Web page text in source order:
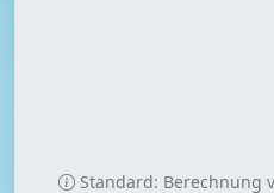
Standard: Berechnung